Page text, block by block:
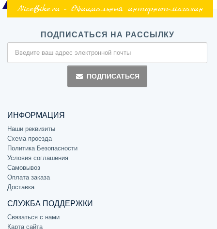
NiceBike.ru - Официальный интернет-магазин
ПОДПИСАТЬСЯ НА РАССЫЛКУ
ПОДПИСАТЬСЯ
ИНФОРМАЦИЯ
Наши реквизиты
Схема проезда
Политика Безопасности
Условия соглашения
Самовывоз
Оплата заказа
Доставка
СЛУЖБА ПОДДЕРЖКИ
Связаться с нами
Карта сайта